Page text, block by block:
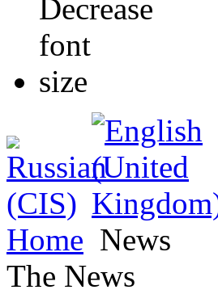
Home News
The News